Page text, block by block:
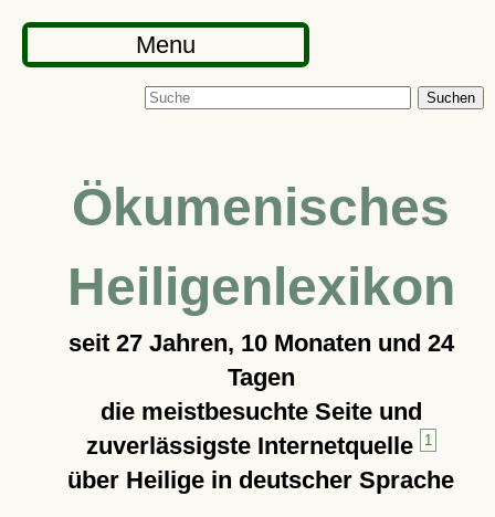
Menu
Suchen
Ökumenisches
Heiligenlexikon
seit 27 Jahren, 10 Monaten und 24
Tagen
die meistbesuchte Seite und
zuverlässigste Internetquelle
1
über Heilige in deutscher Sprache